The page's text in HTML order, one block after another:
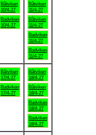
Båtviken
10/4-27
Badviken
10/4-27
Båtviken
11/4-27
Båtviken
11/4-27
Badviken
11/4-27
Badviken
11/4-27
Båtviken
17/4-27
Badviken
17/4-27
Båtviken
18/4-27
Båtviken
18/4-27
Badviken
18/4-27
Badviken
18/4-27